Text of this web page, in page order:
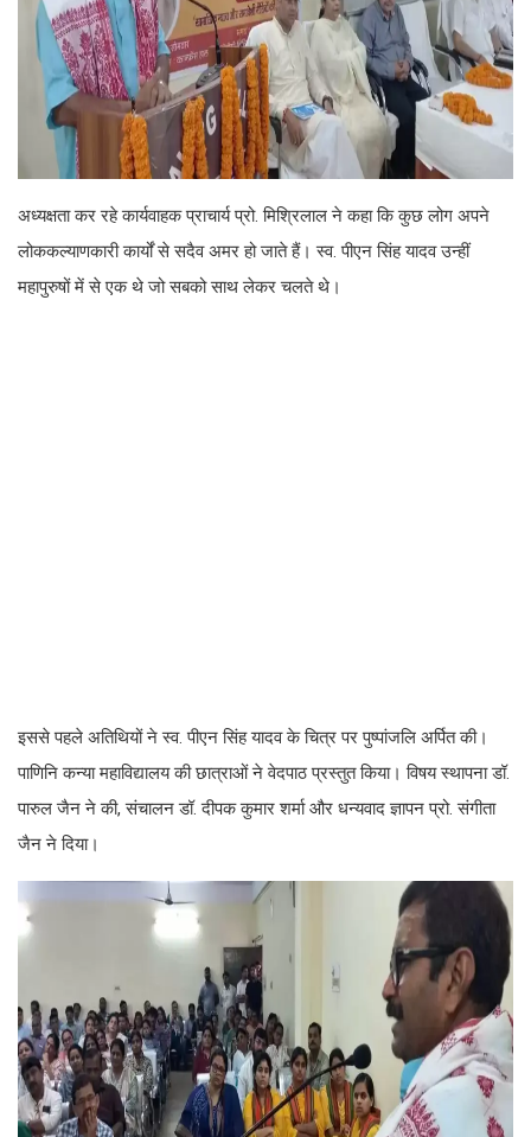
अध्यक्षता कर रहे कार्यवाहक प्राचार्य प्रो. मिश्रिलाल ने कहा कि कुछ लोग अपने
लोककल्याणकारी कार्यों से सदैव अमर हो जाते हैं। स्व. पीएन सिंह यादव उन्हीं
महापुरुषों में से एक थे जो सबको साथ लेकर चलते थे।
इससे पहले अतिथियों ने स्व. पीएन सिंह यादव के चित्र पर पुष्पांजलि अर्पित की।
पाणिनि कन्या महाविद्यालय की छात्राओं ने वेदपाठ प्रस्तुत किया। विषय स्थापना डॉ.
पारुल जैन ने की, संचालन डॉ. दीपक कुमार शर्मा और धन्यवाद ज्ञापन प्रो. संगीता
जैन ने दिया।